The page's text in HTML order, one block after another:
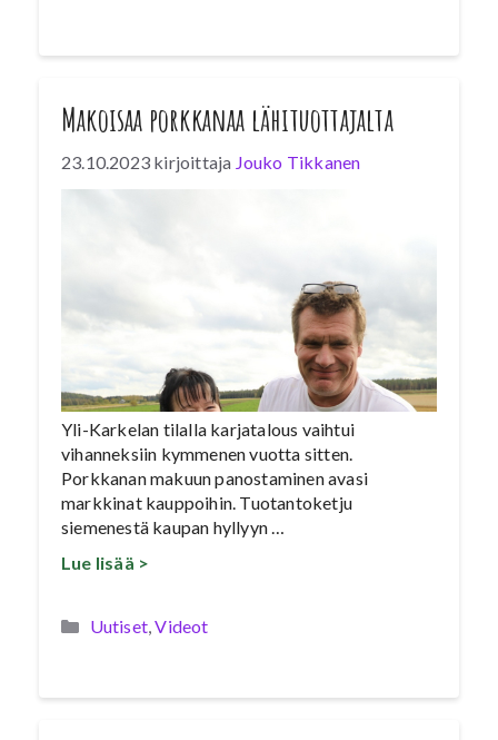
Makoisaa porkkanaa lähituottajalta
23.10.2023 kirjoittaja Jouko Tikkanen
Yli-Karkelan tilalla karjatalous vaihtui
vihanneksiin kymmenen vuotta sitten.
Porkkanan makuun panostaminen avasi
markkinat kauppoihin. Tuotantoketju
siemenestä kaupan hyllyyn …
Lue lisää >
Kategoriat
Uutiset,Videot